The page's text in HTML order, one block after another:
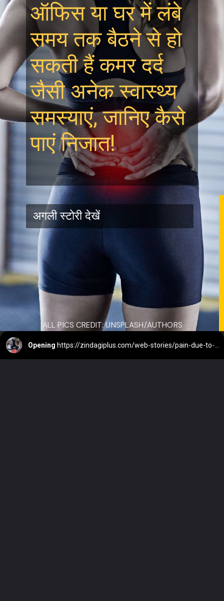
अगली स्टोरी देखें
ऑफ‍िस या घर में लंबे
समय तक बैठने से हो
सकती हैं कमर दर्द
जैसी अनेक स्वास्थ्य
समस्याएं, जानिए कैसे
पाएं निजात!
ALL PICS CREDIT: UNSPLASH/AUTHORS
Opening https://zindagiplus.com/web-stories/pain-due-to-prolonged-sitting-in-home-and-office/